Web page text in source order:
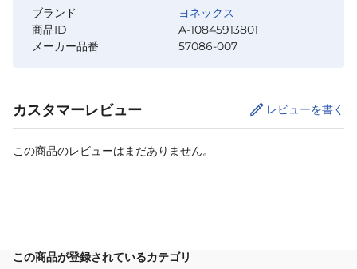
ブランド
ヨネックス
商品ID
A-10845913801
メーカー品番
57086-007
カスタマーレビュー レビューを書く
この商品のレビューはまだありません。
この商品が登録されているカテゴリ